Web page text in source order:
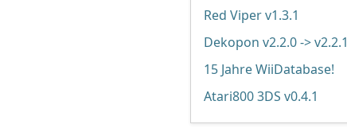
Red Viper v1.3.1
Dekopon v2.2.0 -> v2.2.1
15 Jahre WiiDatabase!
Atari800 3DS v0.4.1